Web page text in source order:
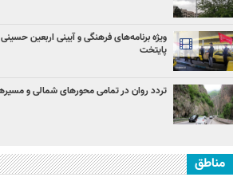
ویژه برنامه‌های فرهنگی و آیینی اربعین حسینی
پایتخت
تردد روان در تمامی محورهای شمالی و
مناطق